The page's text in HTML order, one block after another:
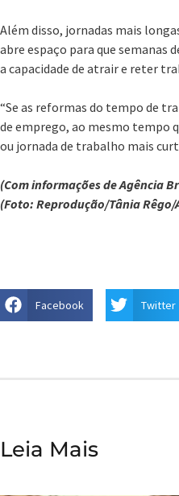
Além disso, jornadas mais
abre espaço para que
a capacidade de atrair e reter
“Se as reformas do tempo de
de emprego, ao mesmo tempo
ou jornada de trabalho mais
(Com informações de Agência
(Foto: Reprodução/Tânia
Facebook Twitter
Leia Mais